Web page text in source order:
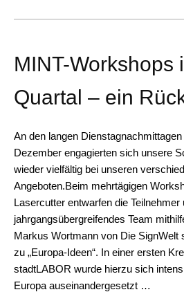
MINT-Workshops
Quartal – ein
An den langen
Dezember engagierten sich unsere
wieder vielfältig bei unseren
Angeboten.Beim mehrtägigen
Lasercutter entwarfen die Teilnehmer
jahrgangsübergreifendes Team
Markus Wortmann von Die SignWelt
zu „Europa-Ideen“. In einer ersten
stadtLABOR wurde hierzu sich
Europa auseinandergesetzt …